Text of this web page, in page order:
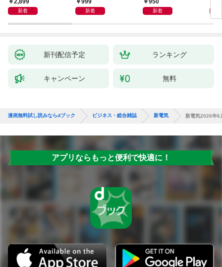
「上司をマネジメント
新着
動物園と水族館]
新着 新着
新刊配信予定 ランキング
キャンペーン 無料
漫画無料試し読みならdブック ビジネス・総合雑誌 新電気 新電気2026年6
アプリならもっと便利で快適に！